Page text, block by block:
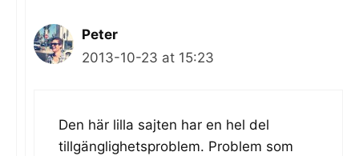
Peter
2013-10-23 at 15:23
Den här lilla sajten har en hel del
tillgänglighetsproblem. Problem som